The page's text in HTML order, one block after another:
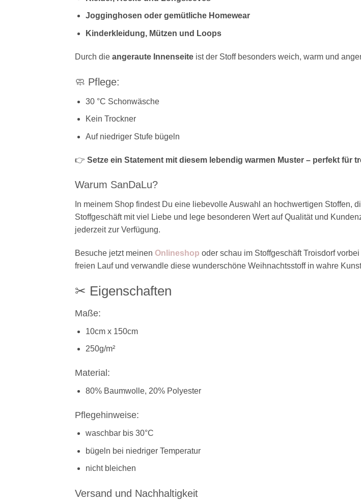
Jogginghosen oder gemütliche Homewear
Kinderkleidung, Mützen und Loops
Durch die angeraute Innenseite ist der Stoff besonders weich, warm und
🧼 Pflege:
30 °C Schonwäsche
Kein Trockner
Auf niedriger Stufe bügeln
👉 Setze ein Statement mit diesem lebendig warmen Muster – perfekt für
Warum SanDaLu?
In meinem Shop findest Du eine liebevolle Auswahl an hochwertigen Stoffen,
Stoffgeschäft mit viel Liebe und lege besonderen Wert auf Qualität und
jederzeit zur Verfügung.
Besuche jetzt meinen Onlineshop oder schau im Stoffgeschäft Troisdorf
freien Lauf und verwandle diese wunderschöne Weihnachtsstoff in wahre
✂ Eigenschaften
Maße:
10cm x 150cm
250g/m²
Material:
80% Baumwolle, 20% Polyester
Pflegehinweise:
waschbar bis 30°C
bügeln bei niedriger Temperatur
nicht bleichen
Versand und Nachhaltigkeit